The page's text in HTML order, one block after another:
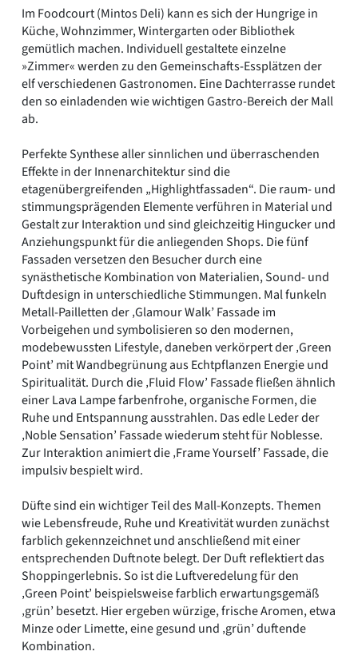
Im Foodcourt (Mintos Deli) kann es sich der Hungrige in
Küche, Wohnzimmer, Wintergarten oder Bibliothek
gemütlich machen. Individuell gestaltete einzelne
»Zimmer« werden zu den Gemeinschafts-Essplätzen der
elf verschiedenen Gastronomen. Eine Dachterrasse rundet
den so einladenden wie wichtigen Gastro-Bereich der Mall
ab.
Perfekte Synthese aller sinnlichen und überraschenden
Effekte in der Innenarchitektur sind die
etagenübergreifenden „Highlightfassaden“. Die raum- und
stimmungsprägenden Elemente verführen in Material und
Gestalt zur Interaktion und sind gleichzeitig Hingucker und
Anziehungspunkt für die anliegenden Shops. Die fünf
Fassaden versetzen den Besucher durch eine
synästhetische Kombination von Materialien, Sound- und
Duftdesign in unterschiedliche Stimmungen. Mal funkeln
Metall-Pailletten der ‚Glamour Walk’ Fassade im
Vorbeigehen und symbolisieren so den modernen,
modebewussten Lifestyle, daneben verkörpert der ‚Green
Point’ mit Wandbegrünung aus Echtpflanzen Energie und
Spiritualität. Durch die ‚Fluid Flow’ Fassade fließen ähnlich
einer Lava Lampe farbenfrohe, organische Formen, die
Ruhe und Entspannung ausstrahlen. Das edle Leder der
‚Noble Sensation’ Fassade wiederum steht für Noblesse.
Zur Interaktion animiert die ‚Frame Yourself’ Fassade, die
impulsiv bespielt wird.
Düfte sind ein wichtiger Teil des Mall-Konzepts. Themen
wie Lebensfreude, Ruhe und Kreativität wurden zunächst
farblich gekennzeichnet und anschließend mit einer
entsprechenden Duftnote belegt. Der Duft reflektiert das
Shoppingerlebnis. So ist die Luftveredelung für den
‚Green Point’ beispielsweise farblich erwartungsgemäß
‚grün’ besetzt. Hier ergeben würzige, frische Aromen, etwa
Minze oder Limette, eine gesund und ‚grün’ duftende
Kombination.